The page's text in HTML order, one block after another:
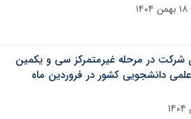
۱۸ بهمن ۱۴۰۴
شرکت در مرحله غیرمتمرکز سی و یکمین
علمی دانشجویی کشور در فروردین ماه